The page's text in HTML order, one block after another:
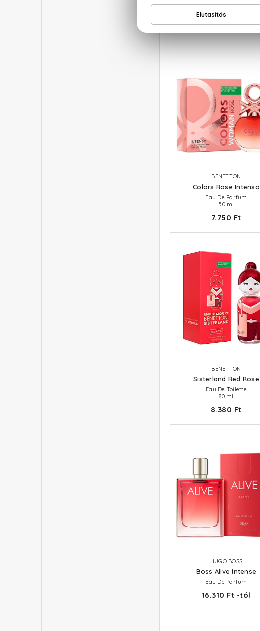
Eau De Toilette
6.480 Ft -tól
BENETTON
Colors Rose Intenso
Eau De Parfum
50 ml
7.750 Ft
BENETTON
Sisterland Red Rose
Eau De Toilette
80 ml
8.380 Ft
HUGO BOSS
Boss Alive Intense
Eau De Parfum
16.310 Ft -tól